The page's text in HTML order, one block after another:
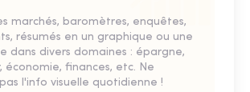
marchés, baromètres, enquêtes,
résumés en un graphique ou une
dans divers domaines : épargne,
économie, finances, etc. Ne
l'info visuelle quotidienne !